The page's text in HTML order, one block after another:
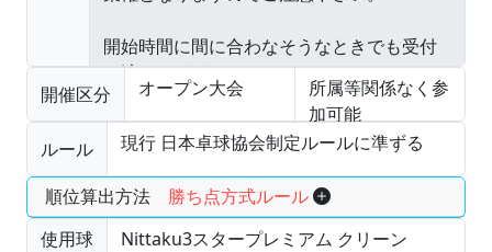
開催区分 オープン大会
所属等関係なく参
加可能
ルール
現行 日本卓球協会制定ルールに準ずる
順位算出方法 勝ち点方式ルール
使用球
Nittaku3スタープレミアム クリーン